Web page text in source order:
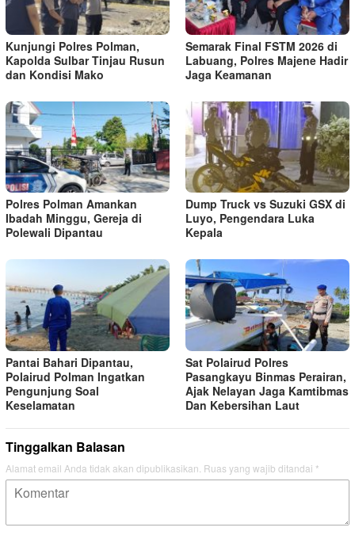
Kunjungi Polres Polman,
Kapolda Sulbar Tinjau Rusun
dan Kondisi Mako
Semarak Final FSTM 2026 di
Labuang, Polres Majene Hadir
Jaga Keamanan
Polres Polman Amankan
Ibadah Minggu, Gereja di
Polewali Dipantau
Dump Truck vs Suzuki GSX di
Luyo, Pengendara Luka
Kepala
Pantai Bahari Dipantau,
Polairud Polman Ingatkan
Pengunjung Soal
Keselamatan
Sat Polairud Polres
Pasangkayu Binmas Perairan,
Ajak Nelayan Jaga Kamtibmas
Dan Kebersihan Laut
Tinggalkan Balasan
Alamat email Anda tidak akan dipublikasikan. Ruas yang wajib ditandai *